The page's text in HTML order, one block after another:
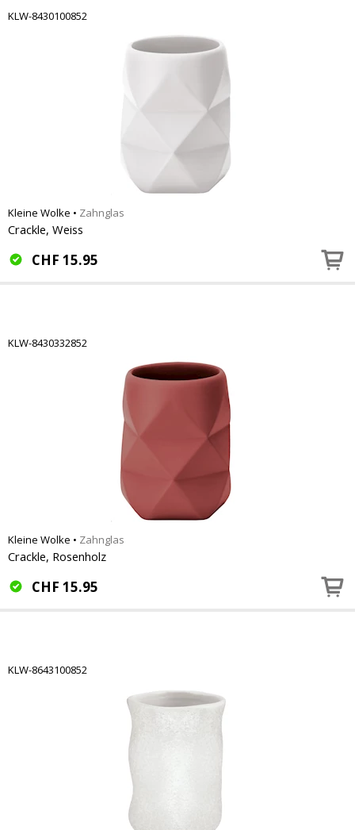
KLW-8430100852
Kleine Wolke • Zahnglas
Crackle, Weiss
CHF 15.95
KLW-8430332852
Kleine Wolke • Zahnglas
Crackle, Rosenholz
CHF 15.95
KLW-8643100852